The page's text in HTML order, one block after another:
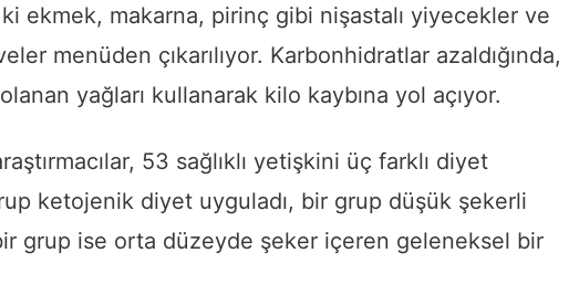
ekmek, makarna, pirinç gibi nişastalı yiyecekler ve
menüden çıkarılıyor. Karbonhidratlar azaldığında,
yağları kullanarak kilo kaybına yol açıyor.
53 sağlıklı yetişkini üç farklı diyet
ketojenik diyet uyguladı, bir grup düşük şekerli
grup ise orta düzeyde şeker içeren geleneksel bir